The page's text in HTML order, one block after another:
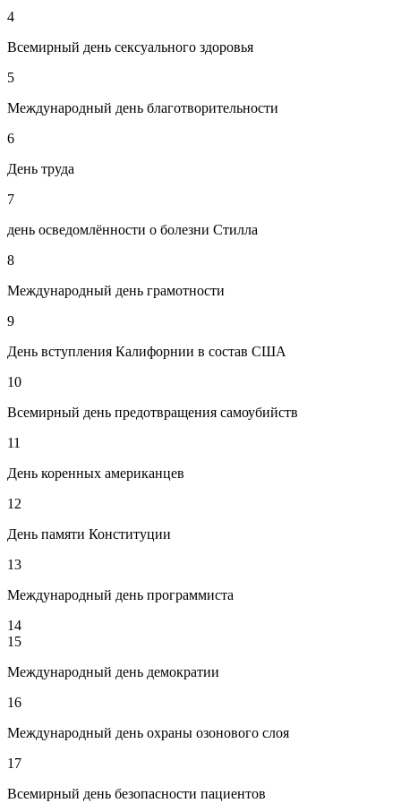
4
Всемирный день сексуального здоровья
5
Международный день благотворительности
6
День труда
7
день осведомлённости о болезни Стилла
8
Международный день грамотности
9
День вступления Калифорнии в состав США
10
Всемирный день предотвращения самоубийств
11
День коренных американцев
12
День памяти Конституции
13
Международный день программиста
14
15
Международный день демократии
16
Международный день охраны озонового слоя
17
Всемирный день безопасности пациентов